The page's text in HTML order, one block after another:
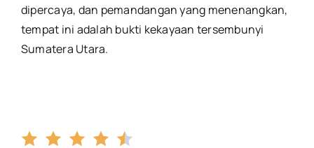
dipercaya, dan pemandangan yang menenangkan,
tempat ini adalah bukti kekayaan tersembunyi
Sumatera Utara.
4.5/5